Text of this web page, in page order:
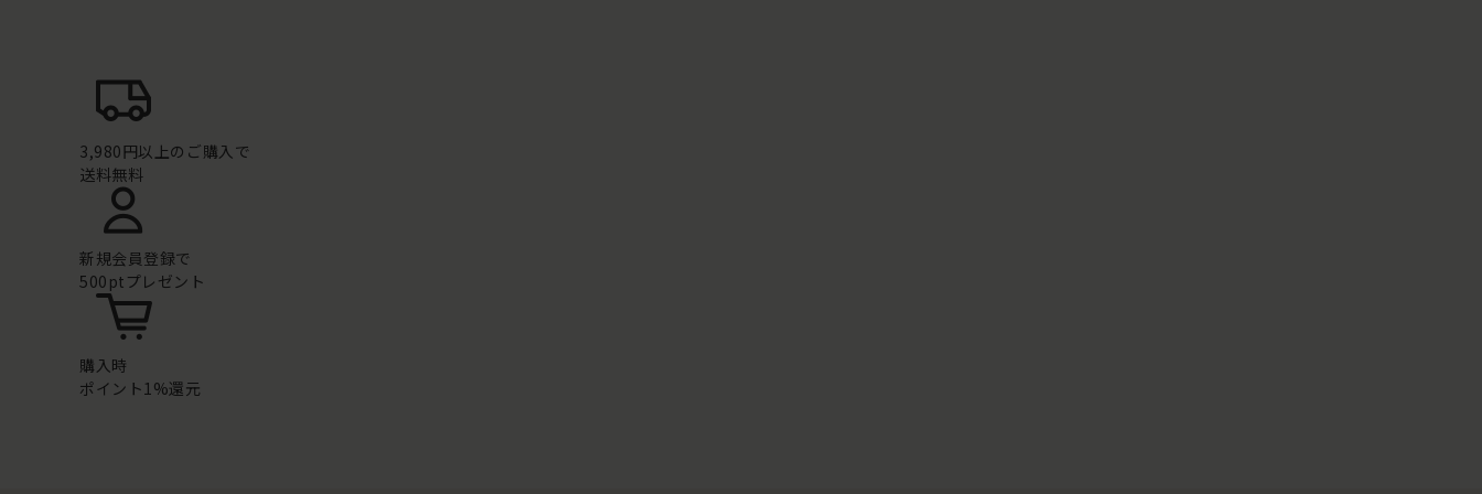
3,980円以上のご購入で
送料無料
新規会員登録で
500ptプレゼント
購入時
ポイント1%還元